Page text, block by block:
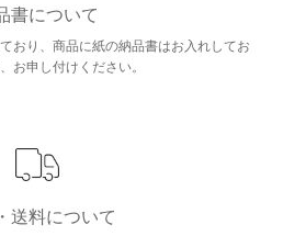
書について
おり、商品に紙の納品書はお入れしてお
お申し付けください。
送料について